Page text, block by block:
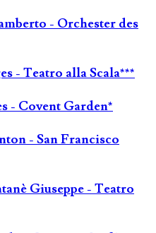
- Orchester des
- Teatro alla Scala***
- Covent Garden*
- San Francisco
Giuseppe - Teatro